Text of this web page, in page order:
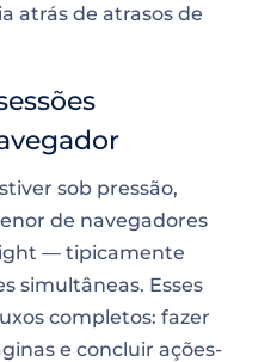
atrás de atrasos de
sob pressão,
de navegadores
— tipicamente
simultâneas. Esses
completos: fazer
e concluir ações-